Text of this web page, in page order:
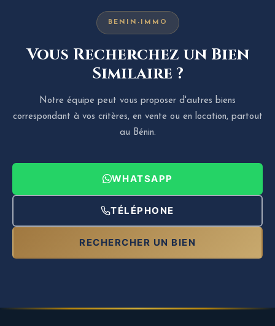
BENIN-IMMO
Vous Recherchez un Bien
Similaire ?
Notre équipe peut vous proposer d'autres biens
correspondant à vos critères, en vente ou en location, partout
au Bénin.
WHATSAPP
TÉLÉPHONE
RECHERCHER UN BIEN